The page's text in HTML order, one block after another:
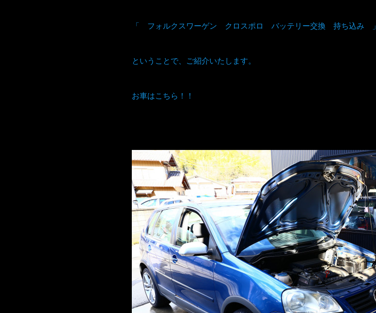
「 フォルクスワーゲン クロスポロ バッテリー交換 持ち込み 」
ということで、ご紹介いたします。
お車はこちら！！